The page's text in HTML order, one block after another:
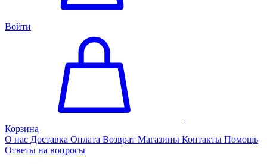
Войти
Корзина
О нас Доставка Оплата Возврат Магазины Контакты Помощь
Ответы на вопросы